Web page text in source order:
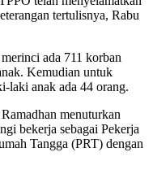
tertulisnya, Rabu
ada 711 korban
Kemudian untuk
laki anak ada 44 orang.
menuturkan
bekerja sebagai Pekerja
Tangga (PRT) dengan